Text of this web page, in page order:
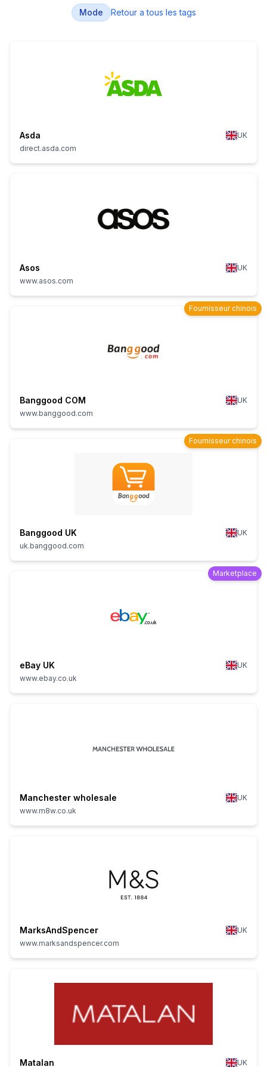
Mode Retour a tous les tags
Asda
UK
direct.asda.com
Asos
UK
www.asos.com
Fournisseur chinois
Banggood COM
UK
www.banggood.com
Fournisseur chinois
Banggood UK
UK
uk.banggood.com
Marketplace
eBay UK
UK
www.ebay.co.uk
Manchester wholesale
UK
www.m8w.co.uk
MarksAndSpencer
UK
www.marksandspencer.com
Matalan UK